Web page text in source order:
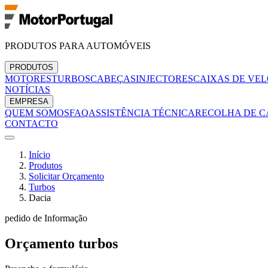
PRODUTOS PARA AUTOMÓVEIS
PRODUTOS
MOTORESTURBOSCABEÇASINJECTORESCAIXAS DE
NOTÍCIAS
EMPRESA
QUEM SOMOSFAQASSISTÊNCIA TÉCNICARECOLHA DE
CONTACTO
Início
Produtos
Solicitar Orçamento
Turbos
Dacia
pedido de Informação
Orçamento turbos